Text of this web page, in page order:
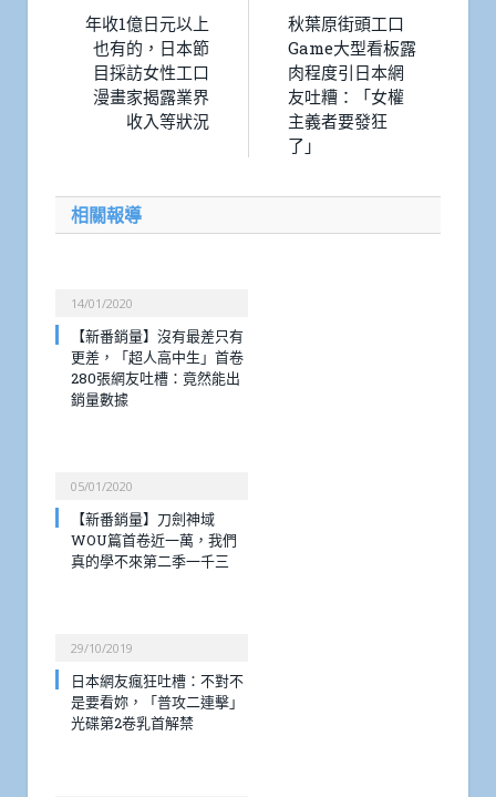
年收1億日元以上
也有的，日本節
目採訪女性工口
漫畫家揭露業界
收入等狀況
秋葉原街頭工口
Game大型看板露
肉程度引日本網
友吐糟：「女權
主義者要發狂
了」
相關報導
14/01/2020
【新番銷量】沒有最差只有
更差，「超人高中生」首卷
280張網友吐槽：竟然能出
銷量數據
05/01/2020
【新番銷量】刀劍神域
WOU篇首卷近一萬，我們
真的學不來第二季一千三
29/10/2019
日本網友瘋狂吐槽：不對不
是要看妳，「普攻二連擊」
光碟第2卷乳首解禁